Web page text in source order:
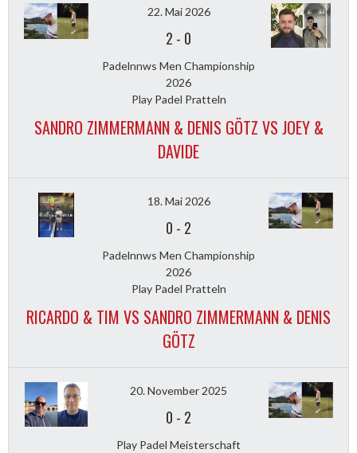
22. Mai 2026
2 - 0
Padelnnws Men Championship
2026
Play Padel Pratteln
SANDRO ZIMMERMANN & DENIS GÖTZ VS JOEY &
DAVIDE
18. Mai 2026
0 - 2
Padelnnws Men Championship
2026
Play Padel Pratteln
RICARDO & TIM VS SANDRO ZIMMERMANN & DENIS
GÖTZ
20. November 2025
0 - 2
Play Padel Meisterschaft